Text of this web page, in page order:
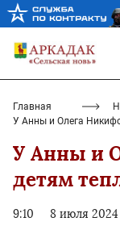
Главная
У Анны и Олега
У Анны и
детям
9:10 8 июля 2024